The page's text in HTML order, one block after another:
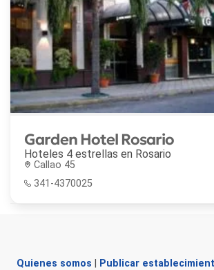
Garden Hotel Rosario
Hoteles 4 estrellas en Rosario
Callao 45
341-4370025
Quienes somos Publicar